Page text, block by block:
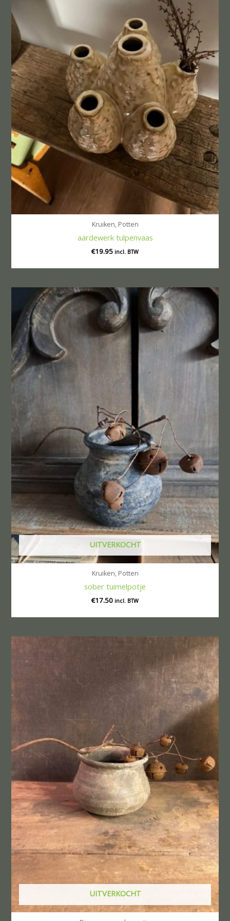
Kruiken, Potten
aardewerk tulpenvaas
€19.95 incl. BTW
UITVERKOCHT
Kruiken, Potten
sober tuimelpotje
€17.50 incl. BTW
UITVERKOCHT